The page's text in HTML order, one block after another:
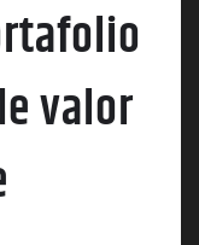
valor